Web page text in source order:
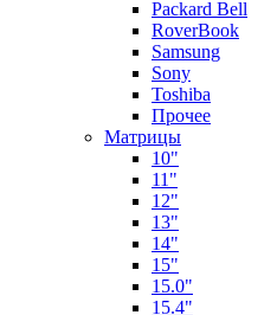
Packard Bell
RoverBook
Samsung
Sony
Toshiba
Прочее
Матрицы
10"
11"
12"
13"
14"
15"
15.0"
15.4"